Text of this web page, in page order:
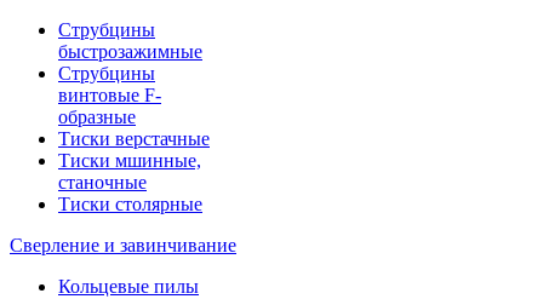
Струбцины
быстрозажимные
Струбцины
винтовые F-
образные
Тиски верстачные
Тиски мшинные,
станочные
Тиски столярные
Сверление и завинчивание
Кольцевые пилы